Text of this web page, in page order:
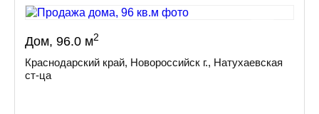
Дом, 96.0 м2
Краснодарский край, Новороссийск г., Натухаевская
ст-ца